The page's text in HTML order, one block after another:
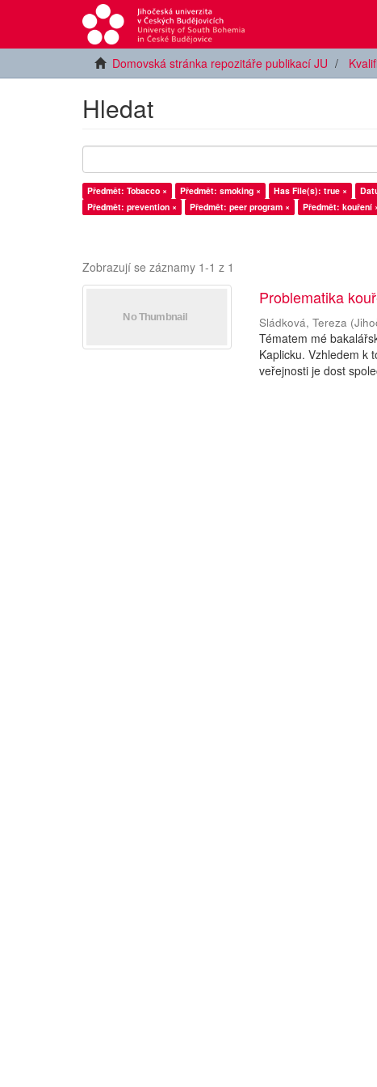
Domovská stránka repozitáře publikací JU
Hledat
Předmět: Tobacco × Předmět: smoking × Has File(s): true ×
Předmět: prevention ×
Předmět: peer program × Předmět: kouření
Zobrazují se záznamy 1-1 z 1
Problematika
Sládková, Tereza (
Tématem mé
Kaplicku. Vzhledem k
veřejnosti je dost